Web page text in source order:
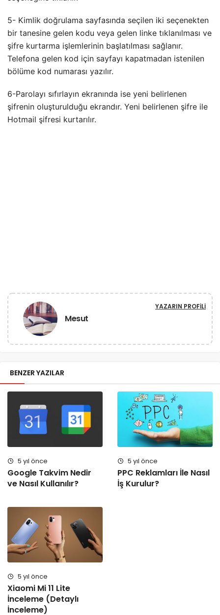
5- Kimlik doğrulama sayfasında seçilen iki seçenekten
bir tanesine gelen kodu veya gelen linke tıklanılması ve
şifre kurtarma işlemlerinin başlatılması sağlanır.
Telefona gelen kod için sayfayı kapatmadan istenilen
bölüme kod numarası yazılır.
6-Parolayı sıfırlayın ekranında ise yeni belirlenen
şifrenin oluşturulduğu ekrandır. Yeni belirlenen şifre ile
Hotmail şifresi kurtarılır.
Mesut
YAZARIN PROFILI
BENZER YAZILAR
5 yıl önce
Google Takvim Nedir
ve Nasıl Kullanılır?
5 yıl önce
PPC Reklamları İle Nasıl
İş Kurulur?
5 yıl önce
Xiaomi Mi 11 Lite
İnceleme (Detaylı
İnceleme)